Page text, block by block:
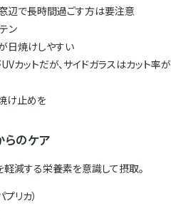
で長時間過ごす方は要注意
ン
日焼けしやすい
カットだが、サイドガラスはカット率が
け止めを
のケア
減する栄養素を意識して摂取。
リカ）